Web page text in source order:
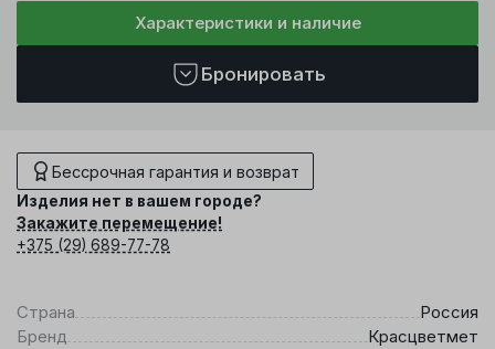
Характеристики и наличие
Бронировать
Бессрочная гарантия и возврат
Изделия нет в вашем городе?
Закажите перемещение!
+375 (29) 689-77-78
Страна
Россия
Бренд
Красцветмет